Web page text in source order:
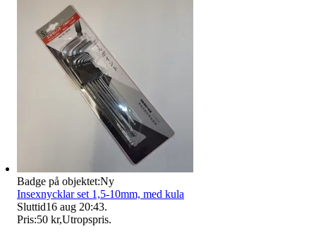
Badge på objektet:Ny
Insexnycklar set 1,5-10mm, med kula
Sluttid16 aug 20:43.
Pris:50 kr,Utropspris.